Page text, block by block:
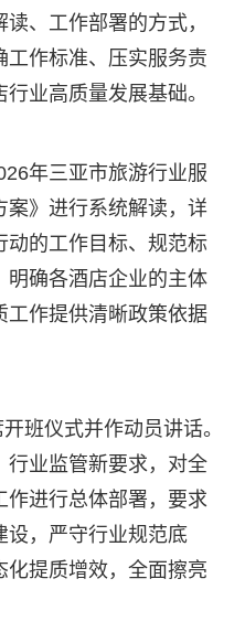
、工作部署的方式，
工作标准、压实服务责
业高质量发展基础。
年三亚市旅游行业服
案》进行系统解读，详
动的工作目标、规范标
明确各酒店企业的主体
工作提供清晰政策依据
班仪式并作动员讲话。
行业监管新要求，对全
作进行总体部署，要求
设，严守行业规范底
化提质增效，全面擦亮